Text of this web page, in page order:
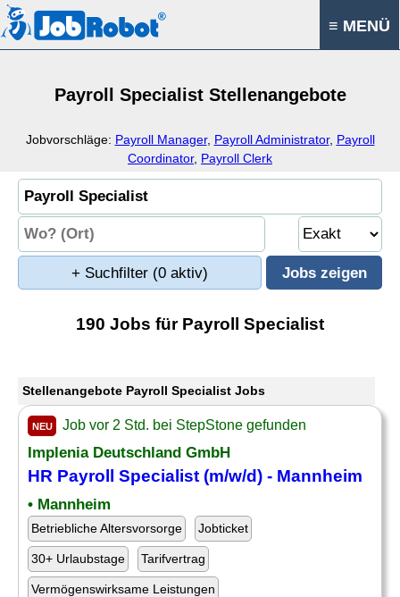
≡ MENÜ
Payroll Specialist Stellenangebote
Jobvorschläge: Payroll Manager, Payroll Administrator, Payroll
Coordinator, Payroll Clerk
+ Suchfilter (0 aktiv)
190 Jobs für Payroll Specialist
Stellenangebote Payroll Specialist Jobs
NEU Job vor 2 Std. bei StepStone gefunden
Implenia Deutschland GmbH
HR Payroll Specialist (m/w/d) - Mannheim
• Mannheim
Betriebliche Altersvorsorge Jobticket
30+ Urlaubstage Tarifvertrag
Vermögenswirksame Leistungen